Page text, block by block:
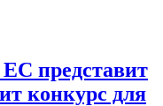
представит
конкурс для